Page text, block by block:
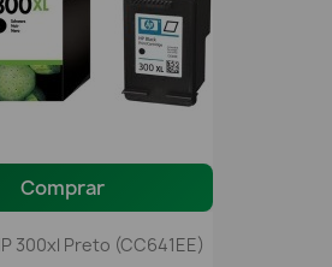
Comprar
300xl Preto (CC641EE)